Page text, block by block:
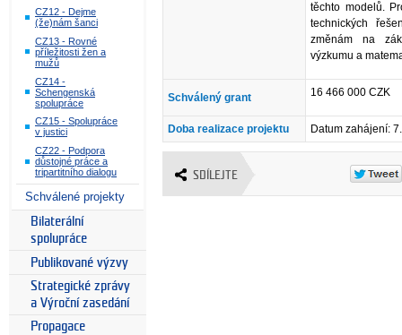
CZ12 - Dejme
(že)nám šanci
CZ13 - Rovné
příležitosti žen a
mužů
CZ14 -
Schengenská
spolupráce
CZ15 - Spolupráce
v justici
CZ22 - Podpora
důstojné práce a
tripartitního dialogu
Schválené projekty
Bilaterální
spolupráce
Publikované výzvy
Strategické zprávy
a Výroční zasedání
Propagace
těchto modelů.
technických
změnám na
výzkumu a
Schválený grant 16 466 000 CZK
Doba realizace projektu Datum zahájení:
SDÍLEJTE